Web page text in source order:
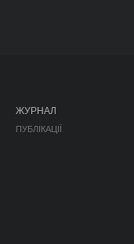
ЖУРНАЛ
ПУБЛІКАЦІЇ